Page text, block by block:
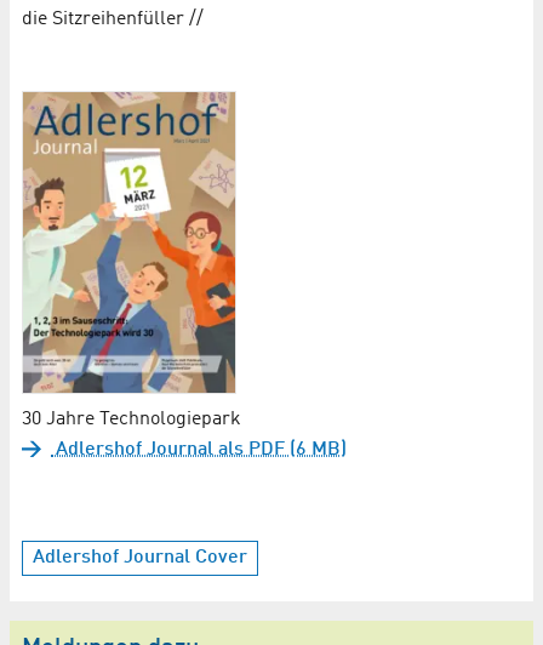
die Sitzreihenfüller //
30 Jahre Technologiepark
Adlershof Journal als PDF (6 MB)
Adlershof Journal Cover